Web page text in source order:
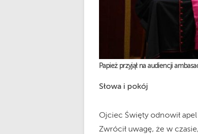
Papież przyjął na audiencji
Słowa i pokój
Ojciec Święty odnowił
Zwrócił uwagę, że w